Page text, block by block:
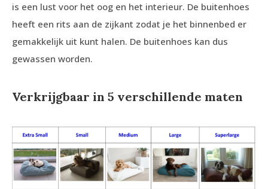
is een lust voor het oog en het interieur. De buitenhoes
heeft een rits aan de zijkant zodat je het binnenbed er
gemakkelijk uit kunt halen. De buitenhoes kan dus
gewassen worden.
Verkrijgbaar in 5 verschillende maten